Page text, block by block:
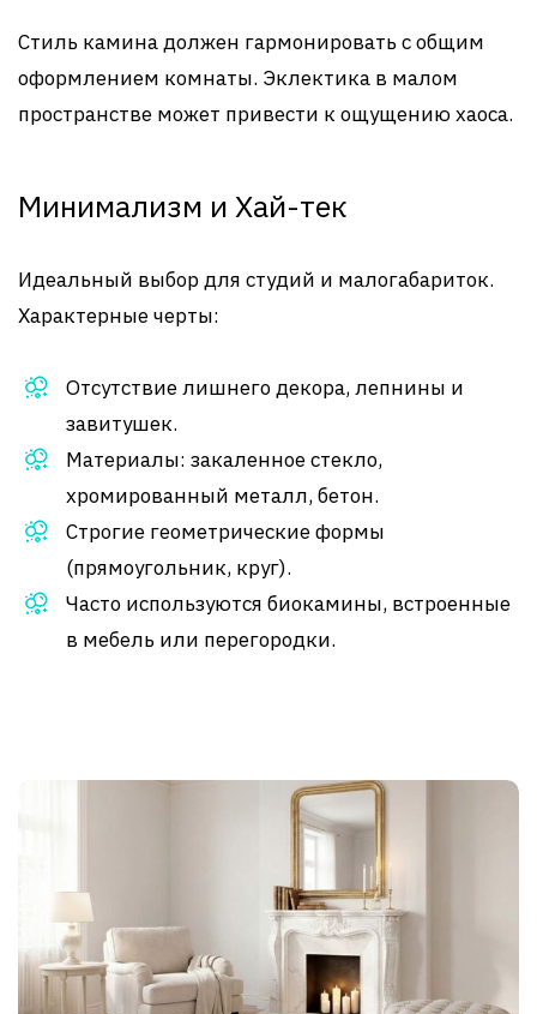
Стиль камина должен гармонировать с общим
оформлением комнаты. Эклектика в малом
пространстве может привести к ощущению хаоса.
Минимализм и Хай-тек
Идеальный выбор для студий и малогабариток.
Характерные черты:
Отсутствие лишнего декора, лепнины и
завитушек.
Материалы: закаленное стекло,
хромированный металл, бетон.
Строгие геометрические формы
(прямоугольник, круг).
Часто используются биокамины, встроенные
в мебель или перегородки.